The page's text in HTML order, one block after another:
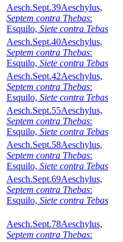
Aesch.Sept.39Aeschylus,
Septem contra Thebas:
Esquilo, Siete contra Tebas
Aesch.Sept.40Aeschylus,
Septem contra Thebas:
Esquilo, Siete contra Tebas
Aesch.Sept.42Aeschylus,
Septem contra Thebas:
Esquilo, Siete contra Tebas
Aesch.Sept.55Aeschylus,
Septem contra Thebas:
Esquilo, Siete contra Tebas
Aesch.Sept.58Aeschylus,
Septem contra Thebas:
Esquilo, Siete contra Tebas
Aesch.Sept.69Aeschylus,
Septem contra Thebas:
Esquilo, Siete contra Tebas
Aesch.Sept.78Aeschylus,
Septem contra Thebas: